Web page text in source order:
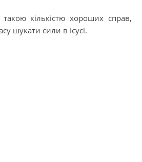
кількістю хороших справ,
шукати сили в Ісусі.